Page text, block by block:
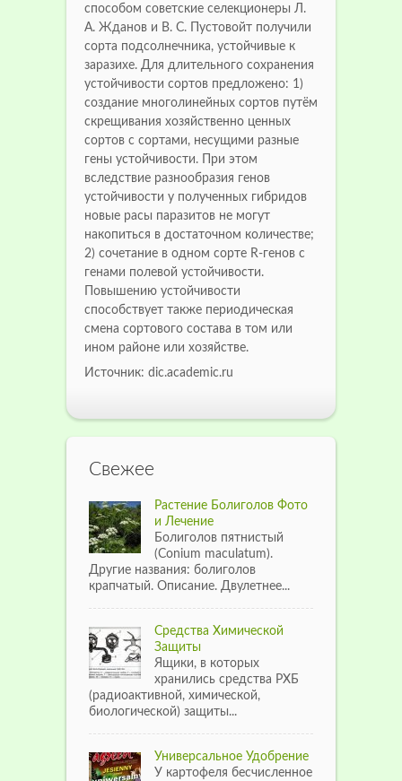
способом советские селекционеры Л.
А. Жданов и В. С. Пустовойт получили
сорта подсолнечника, устойчивые к
заразихе. Для длительного сохранения
устойчивости сортов предложено: 1)
создание многолинейных сортов путём
скрещивания хозяйственно ценных
сортов с сортами, несущими разные
гены устойчивости. При этом
вследствие разнообразия генов
устойчивости у полученных гибридов
новые расы паразитов не могут
накопиться в достаточном количестве;
2) сочетание в одном сорте R-генов с
генами полевой устойчивости.
Повышению устойчивости
способствует также периодическая
смена сортового состава в том или
ином районе или хозяйстве.
Источник: dic.academic.ru
Свежее
Растение Болиголов Фото
и Лечение
Болиголов пятнистый
(Conium maculatum).
Другие названия: болиголов
крапчатый. Описание. Двулетнее...
Средства Химической
Защиты
Ящики, в которых
хранились средства РХБ
(радиоактивной, химической,
биологической) защиты...
Универсальное Удобрение
У картофеля бесчисленное